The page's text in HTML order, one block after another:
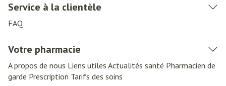
Service à la clientèle
FAQ
Votre pharmacie
A propos de nous Liens utiles Actualités santé Pharmacien de
garde Prescription Tarifs des soins